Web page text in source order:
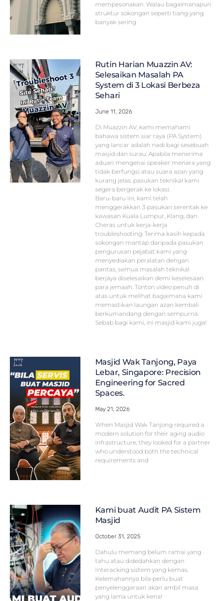
mempesonakan. Walau bagaimanapun,
struktur sokongan seperti tiang yang
banyak sering
Rutin Harian Muazzin AV:
Selesaikan Masalah PA
System di 3 Lokasi Berbeza
Sehari
June 11, 2026
Di Muazzin AV, kami memahami
bahawa sistem siar raya (PA System)
yang lancar adalah nadi bagi sesebuah
masjid dan surau. Apabila menerima
aduan mengenai speaker menara yang
tidak berfungsi atau suara azan yang
kurang jelas, pasukan teknikal kami
segera bergerak ke lokasi.
Baru-baru ini, kami telah
menggerakkan 3 pasukan serentak ke
kawasan Kuala Lumpur, Klang, dan
Cheras untuk kerja-kerja
troubleshooting. Terima kasih kepada
sokongan mantap daripada pasukan
pengurusan pejabat kami yang
menyediakan peralatan dengan
pantas, semua masalah teknikal
berjaya diselesaikan demi keselesaan
para jemaah. Tonton video penuh di
atas untuk melihat bagaimana kami
memastikan laungan azan kembali
berkumandang dengan sempurna.
Sebab bagi kami, ini masjid kami juga!
Masjid Wak Tanjong, Paya
Lebar, Singapore: Precision
Engineering for Sacred
Spaces.
May 21, 2026
When Masjid Wak Tanjong required a
modern solution for their aging audio
infrastructure, they looked for a partner
who understood both the technical
requirements and
Kami buat Audit PA Sistem
Masjid
October 31, 2025
Dahulu memang belum ramai yang
tahu atau didedahkan dengan
Interacking sistem yang kemas.
Kelemahannya bila perlu buat
penyelenggaraan akan ambil masa
yang lama untuk kenal